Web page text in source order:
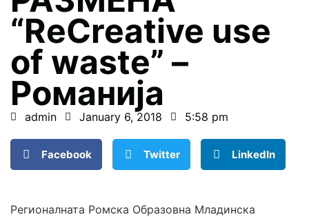
“ReCreative use
of waste” –
Романија
admin January 6, 2018 5:58 pm
Facebook Twitter LinkedIn
Регионалната Ромска Образовна Младинска